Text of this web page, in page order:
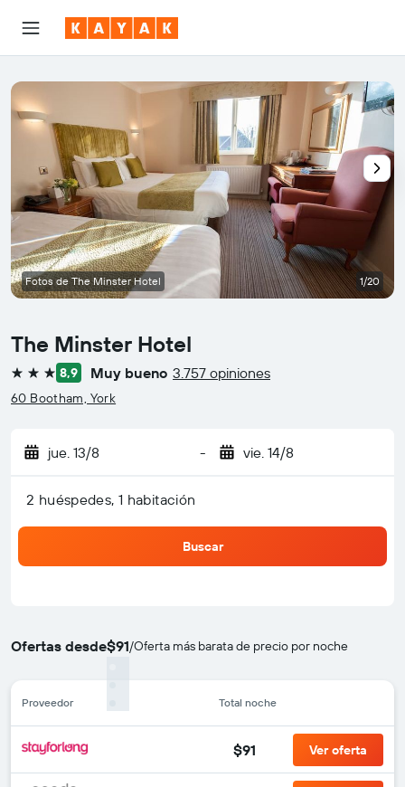
The Minster Hotel
3 estrellas
8,9 Muy bueno 3.757 opiniones
60 Bootham, York
jue. 13/8 - vie. 14/8
2 huéspedes, 1 habitación
Buscar
Ofertas desde$91/Oferta más barata de precio por noche
Proveedor Total noche
$91 Ver oferta
Fotos de The Minster Hotel 1/20